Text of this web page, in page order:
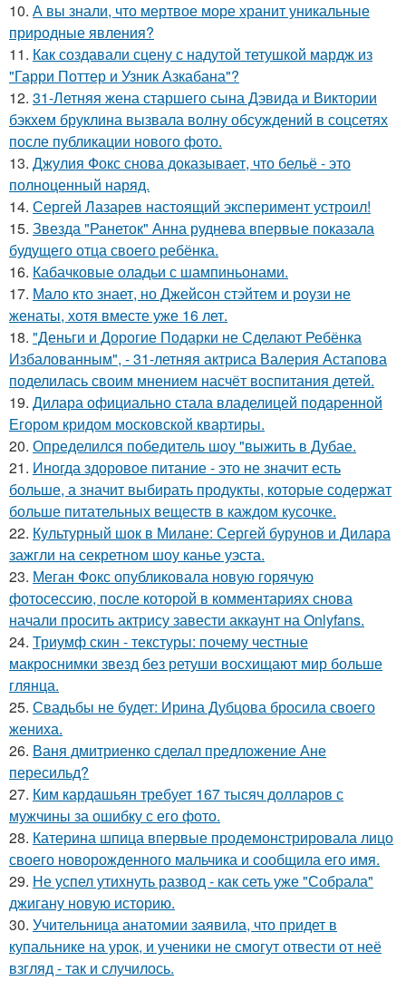
10. А вы знали, что мертвое море хранит уникальные
природные явления?
11. Как создавали сцену с надутой тетушкой мардж из
"Гарри Поттер и Узник Азкабана"?
12. 31-Летняя жена старшего сына Дэвида и Виктории
бэкхем бруклина вызвала волну обсуждений в соцсетях
после публикации нового фото.
13. Джулия Фокс снова доказывает, что бельё - это
полноценный наряд.
14. Сергей Лазарев настоящий эксперимент устроил!
15. Звезда "Ранеток" Анна руднева впервые показала
будущего отца своего ребёнка.
16. Кабачковые оладьи с шампиньонами.
17. Мало кто знает, но Джейсон стэйтем и роузи не
женаты, хотя вместе уже 16 лет.
18. "Деньги и Дорогие Подарки не Сделают Ребёнка
Избалованным", - 31-летняя актриса Валерия Астапова
поделилась своим мнением насчёт воспитания детей.
19. Дилара официально стала владелицей подаренной
Егором кридом московской квартиры.
20. Определился победитель шоу "выжить в Дубае.
21. Иногда здоровое питание - это не значит есть
больше, а значит выбирать продукты, которые содержат
больше питательных веществ в каждом кусочке.
22. Культурный шок в Милане: Сергей бурунов и Дилара
зажгли на секретном шоу канье уэста.
23. Меган Фокс опубликовала новую горячую
фотосессию, после которой в комментариях снова
начали просить актрису завести аккаунт на Onlyfans.
24. Триумф скин - текстуры: почему честные
макроснимки звезд без ретуши восхищают мир больше
глянца.
25. Свадьбы не будет: Ирина Дубцова бросила своего
жениха.
26. Ваня дмитриенко сделал предложение Ане
пересильд?
27. Ким кардашьян требует 167 тысяч долларов с
мужчины за ошибку с его фото.
28. Катерина шпица впервые продемонстрировала лицо
своего новорожденного мальчика и сообщила его имя.
29. Не успел утихнуть развод - как сеть уже "Собрала"
джигану новую историю.
30. Учительница анатомии заявила, что придет в
купальнике на урок, и ученики не смогут отвести от неё
взгляд - так и случилось.